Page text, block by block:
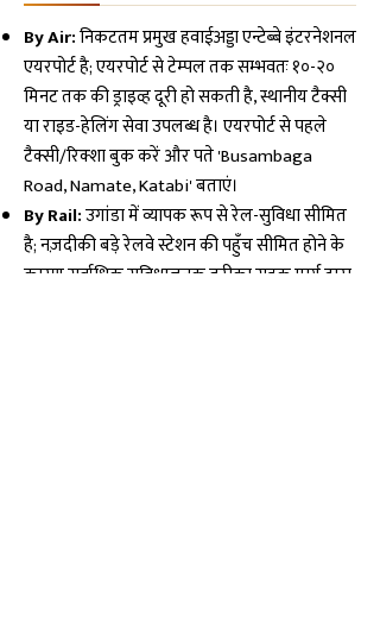
By Air:निकटतम प्रमुख हवाईअड्डा एन्टेब्बे इंटरनेशनल
एयरपोर्ट है; एयरपोर्ट से टेम्पल तक सम्भवतः १०-२०
मिनट तक की ड्राइव्ह दूरी हो सकती है, स्थानीय टैक्सी
या राइड-हेलिंग सेवा उपलब्ध है। एयरपोर्ट से पहले
टैक्सी/रिक्शा बुक करें और पते 'Busambaga
Road, Namate, Katabi' बताएं।
By Rail:उगांडा में व्यापक रूप से रेल-सुविधा सीमित
है; नज़दीकी बड़े रेलवे स्टेशन की पहुँच सीमित होने के
कारण सर्वाधिक सुविधाजनक तरीका सड़क मार्ग द्वारा